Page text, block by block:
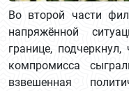
Во второй части
напряжённой
границе,
компромисса
взвешенная